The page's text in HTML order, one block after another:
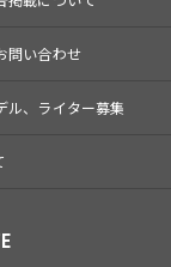
問い合わせ
ル、ライター募集